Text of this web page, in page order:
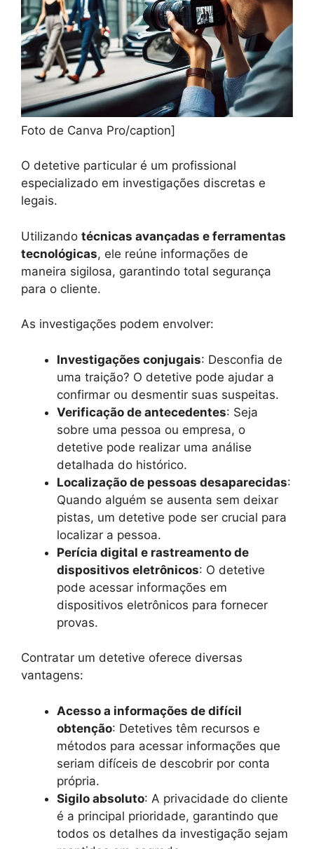
Foto de Canva Pro/caption]
O detetive particular é um profissional
especializado em investigações discretas e
legais.
Utilizando técnicas avançadas e ferramentas
tecnológicas, ele reúne informações de
maneira sigilosa, garantindo total segurança
para o cliente.
As investigações podem envolver:
Investigações conjugais: Desconfia de
uma traição? O detetive pode ajudar a
confirmar ou desmentir suas suspeitas.
Verificação de antecedentes: Seja
sobre uma pessoa ou empresa, o
detetive pode realizar uma análise
detalhada do histórico.
Localização de pessoas desaparecidas:
Quando alguém se ausenta sem deixar
pistas, um detetive pode ser crucial para
localizar a pessoa.
Perícia digital e rastreamento de
dispositivos eletrônicos: O detetive
pode acessar informações em
dispositivos eletrônicos para fornecer
provas.
Contratar um detetive oferece diversas
vantagens:
Acesso a informações de difícil
obtenção: Detetives têm recursos e
métodos para acessar informações que
seriam difíceis de descobrir por conta
própria.
Sigilo absoluto: A privacidade do cliente
é a principal prioridade, garantindo que
todos os detalhes da investigação sejam